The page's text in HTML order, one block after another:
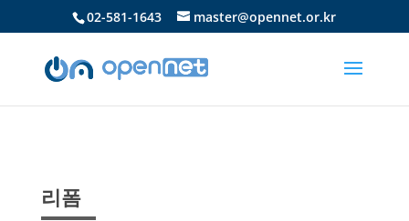
02-581-1643 master@opennet.or.kr
리폼